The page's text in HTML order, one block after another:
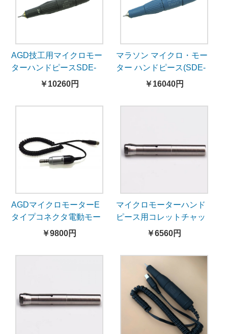
AGD技工用マイクロモー
ターハンドピースSDE-
H73L1-35000rpm
￥10260円
マラソン マイクロ・モー
ター ハンドピース(SDE-
￥16040円
AGDマイクロモーターE
タイプコネクタ電動モー
ターM33Es-35000rpm
￥9800円
マイクロモーターハンド
ピース用コレットチャッ
￥6560円